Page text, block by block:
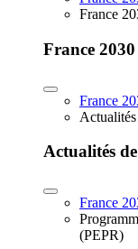
France
France 2030
France
Actualités
France
(PEPR)